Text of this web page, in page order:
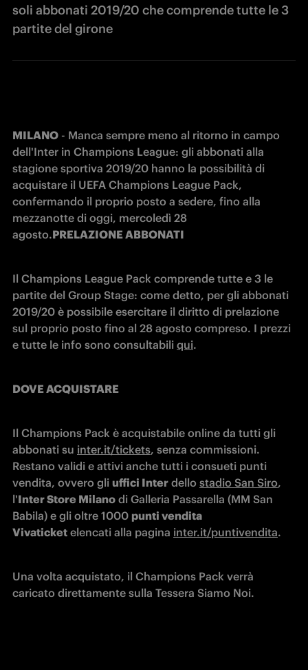
soli abbonati 2019/20 che comprende tutte le 3
partite del girone
MILANO - Manca sempre meno al ritorno in campo
dell'Inter in Champions League: gli abbonati alla
stagione sportiva 2019/20 hanno la possibilità di
acquistare il UEFA Champions League Pack,
confermando il proprio posto a sedere, fino alla
mezzanotte di oggi, mercoledì 28
agosto.PRELAZIONE ABBONATI
Il Champions League Pack comprende tutte e 3 le
partite del Group Stage: come detto, per gli abbonati
2019/20 è possibile esercitare il diritto di prelazione
sul proprio posto fino al 28 agosto compreso. I prezzi
e tutte le info sono consultabili qui.
DOVE ACQUISTARE
Il Champions Pack è acquistabile online da tutti gli
abbonati su inter.it/tickets, senza commissioni.
Restano validi e attivi anche tutti i consueti punti
vendita, ovvero gli uffici Inter dello stadio San Siro,
l'Inter Store Milano di Galleria Passarella (MM San
Babila) e gli oltre 1000 punti vendita
Vivaticket elencati alla pagina inter.it/puntivendita.
Una volta acquistato, il Champions Pack verrà
caricato direttamente sulla Tessera Siamo Noi.